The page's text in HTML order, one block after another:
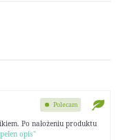
Po nałożeniu produktu
opis"
Polecam